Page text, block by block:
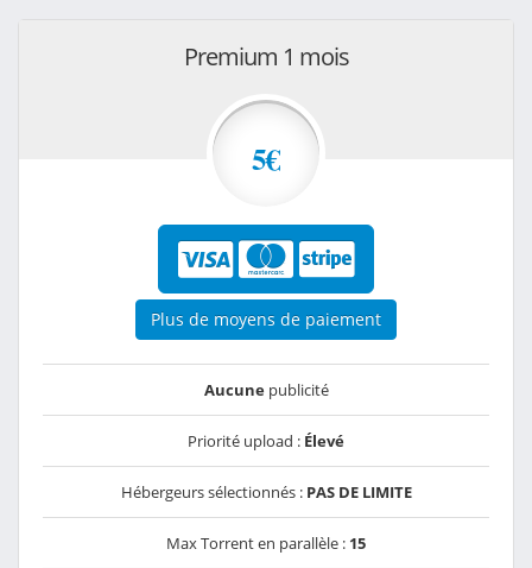
Premium 1 mois
5€
Plus de moyens de paiement
Aucunepublicité
Priorité upload : Élevé
Hébergeurs sélectionnés : PAS DE LIMITE
Max Torrent en parallèle : 15